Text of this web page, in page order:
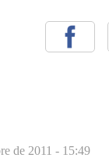
de 2011 - 15:49